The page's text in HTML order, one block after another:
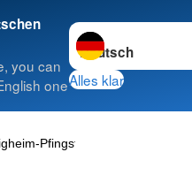
you can
one
Sprache wechseln
Alles klar
Pfingstweide e.V.